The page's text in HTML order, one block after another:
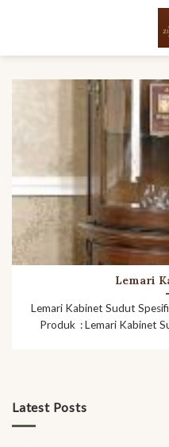
Latest Posts
Lemari
Lemari Kabinet Sudut
Produk : Lemari Kabinet